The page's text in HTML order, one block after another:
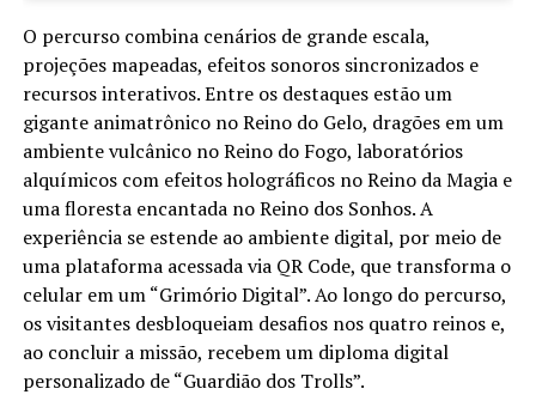
O percurso combina cenários de grande escala,
projeções mapeadas, efeitos sonoros sincronizados e
recursos interativos. Entre os destaques estão um
gigante animatrônico no Reino do Gelo, dragões em um
ambiente vulcânico no Reino do Fogo, laboratórios
alquímicos com efeitos holográficos no Reino da Magia e
uma floresta encantada no Reino dos Sonhos. A
experiência se estende ao ambiente digital, por meio de
uma plataforma acessada via QR Code, que transforma o
celular em um “Grimório Digital”. Ao longo do percurso,
os visitantes desbloqueiam desafios nos quatro reinos e,
ao concluir a missão, recebem um diploma digital
personalizado de “Guardião dos Trolls”.